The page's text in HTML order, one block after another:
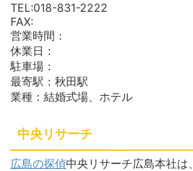
TEL:018-831-2222
FAX:
営業時間：
休業日：
駐車場：
最寄駅：秋田駅
業種：結婚式場、ホテル
中央リサーチ
広島の探偵中央リサーチ広島本社は、